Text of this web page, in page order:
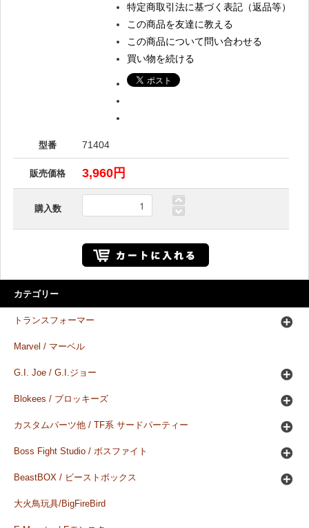
特定商取引法に基づく表記（返品等）
この商品を友達に教える
この商品について問い合わせる
買い物を続ける
型番 71404
販売価格 3,960円
購入数
カテゴリー
トランスフォーマー
Marvel / マーベル
G.I. Joe / G.I.ジョー
Blokees / ブロッキーズ
カスタムパーツ他 / TF系 サードパーティー
Boss Fight Studio / ボスファイト
BeastBOX / ビーストボックス
大火鳥玩具/BigFireBird